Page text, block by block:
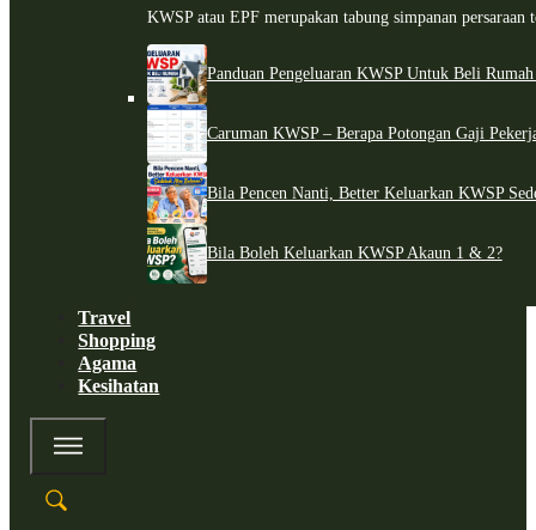
KWSP atau EPF merupakan tabung simpanan persaraan
Panduan Pengeluaran KWSP Untuk Beli
Caruman KWSP – Berapa Potongan Gaji
Bila Pencen Nanti, Better Keluarkan KWSP
Bila Boleh Keluarkan KWSP Akaun 1 & 2?
Travel
Shopping
Agama
Kesihatan